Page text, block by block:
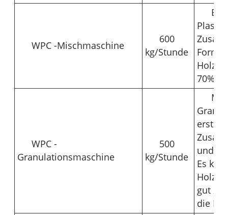
WPC -Mischmaschine
600
kg/Stunde
Es
WPC -
Granulationsmaschine
500
kg/Stunde
Mit
ersten
und
Es
Holz
gut
die